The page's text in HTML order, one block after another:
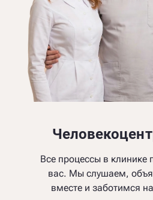
Все процессы в клинике
вас. Мы слушаем,
вместе и заботимся